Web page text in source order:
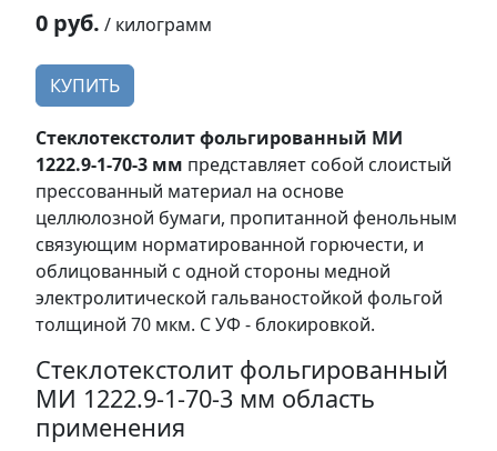
0 руб. / килограмм
КУПИТЬ
Стеклотекстолит фольгированный МИ
1222.9-1-70-3 мм представляет собой слоистый
прессованный материал на основе
целлюлозной бумаги, пропитанной фенольным
связующим норматированной горючести, и
облицованный с одной стороны медной
электролитической гальваностойкой фольгой
толщиной 70 мкм. С УФ - блокировкой.
Стеклотекстолит фольгированный
МИ 1222.9-1-70-3 мм область
применения